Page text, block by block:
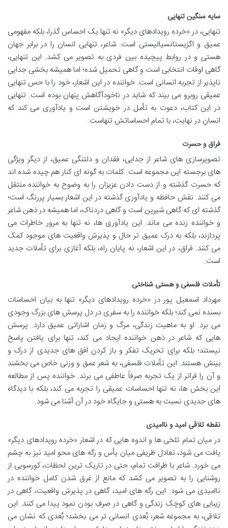
سایه سنگین تنهایی
تنهایی، در «خرده رویدادهای دیگر» نه تنها یک احساس گذرا، بلکه مفهومی
عمیق و اگزیستانسیالیستی است. شاعر، تنهایی انسان را در برابر جهان
هستی و در روابط پیچیده بین فردی به تصویر می کشد. این تنهایی،
گاهی اوقات انتخابی است و گاهی تحمیل شده؛ اما همیشه بخشی جدایی
ناپذیر از تجربه انسانی است. خواننده در این اشعار، خود را با حس تنهایی
عمیقی روبرو می بیند که شاید در ناخودآگاهش پنهان بوده است. تنهایی
در این کتاب، دعوت به تأمل در خویشتن است و یادآوری می کند که
انسان در نهایت، با تمام احساساتش تنهاست.
فراق و حسرت
تصویرسازی های شاعر از جدایی، فقدان و دلتنگی عمیق، از دیگر ویژگی
های برجسته این مجموعه است. کلمات به گونه ای کنار هم چیده شده اند
که حسرت گذشته و از دست دادن عزیزان را به وضوح به خواننده منتقل
می کنند. نقش حافظه و یادآوری گذشته در این اشعار بسیار پررنگ است؛
گذشته ای که گاهی شیرین است و گاهی دردناک، اما همیشه در ذهن شاعر
و خواننده زنده می ماند. این یادآوری ها، نه تنها به مرور خاطرات می
پردازند، بلکه به درک عمیق تر حال و پذیرش واقعیت های موجود کمک
می کنند. فراق، در این اشعار، نه پایان راه، بلکه آغازی برای تأملات جدید
است.
تأملات فلسفی و هستی شناختی
مهرداد اسمعیل پور در «خرده رویدادهای دیگر» تنها به بیان احساسات
بسنده نمی کند؛ بلکه خواننده را به سفری در دل پرسش های بزرگ وجودی
می برد. او به ماهیت زندگی، مرگ و زمان اشاراتی عمیق دارد. پرسش
هایی که شاعر در ذهن خواننده ایجاد می کند، تنها برای یافتن پاسخ
نیستند؛ بلکه برای تحریک تفکر و باز کردن افق های جدیدی از درک و
بینش هستند. این تأملات فلسفی، به شعر عمق و وزنی خاص می بخشند
و آن را فراتر از یک تجربه صرفاً عاطفی می برند. خواننده پس از مطالعه
این بخش ها، نه تنها احساسات عمیقی را تجربه می کند، بلکه با دیدگاه
های جدیدی نسبت به هستی و جایگاه خود در آن آشنا می شود.
نقطه تلاقی امید و ناامیدی
در میان تمام تلخی ها و اندوه هایی که در اشعار «خرده رویدادهای دیگر»
یافت می شود، تعادل ظریفی میان یأس و رگه های محو امید نیز به چشم
می خورد. شاعر با ظرافت تمام، حتی در تاریک ترین لحظات، کورسویی از
روشنایی را به تصویر می کشد که مانع از غرق شدن کامل خواننده در
ناامیدی می شود. این رگه های امید، گاهی در پذیرش واقعیت، گاهی در
زیبایی های کوچک زندگی و گاهی در صرفِ بودن نمود پیدا می کنند. این
تلاقی، به مجموعه شعر، بُعدی انسانی تر می بخشد؛ بُعدی که نشان می